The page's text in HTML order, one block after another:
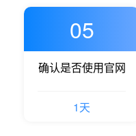
05
确认是否使用官网
1天